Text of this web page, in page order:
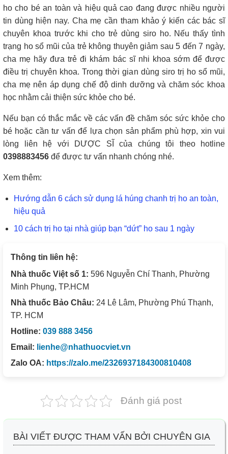
ho cho bé an toàn và hiệu quả cao đang được nhiều người
tin dùng hiện nay. Cha mẹ cần tham khảo ý kiến các bác sĩ
chuyên khoa trước khi cho trẻ dùng siro ho. Nếu thấy tình
trạng ho sổ mũi của trẻ không thuyên giảm sau 5 đến 7 ngày,
cha mẹ hãy đưa trẻ đi khám bác sĩ nhi khoa sớm để được
điều trị chuyên khoa. Trong thời gian dùng siro trị ho sổ mũi,
cha mẹ nên áp dụng chế độ dinh dưỡng và chăm sóc khoa
học nhằm cải thiện sức khỏe cho bé.
Nếu bạn có thắc mắc về các vấn đề chăm sóc sức khỏe cho
bé hoặc cần tư vấn để lựa chọn sản phẩm phù hợp, xin vui
lòng liên hệ với DƯỢC SĨ của chúng tôi theo hotline
0398883456 để được tư vấn nhanh chóng nhé.
Xem thêm:
Hướng dẫn 6 cách sử dụng lá húng chanh trị ho an toàn,
hiệu quả
10 cách trị ho tại nhà giúp bạn “dứt” ho sau 1 ngày
Thông tin liên hệ:
Nhà thuốc Việt số 1: 596 Nguyễn Chí Thanh, Phường
Minh Phụng, TP.HCM
Nhà thuốc Bảo Châu: 24 Lê Lâm, Phường Phú Thạnh,
TP. HCM
Hotline: 039 888 3456
Email: lienhe@nhathuocviet.vn
Zalo OA: https://zalo.me/2326937184300810408
Đánh giá post
BÀI VIẾT ĐƯỢC THAM VẤN BỞI CHUYÊN GIA